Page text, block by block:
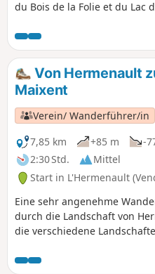
du Bois de la Folie et du Lac
Von Hermenault
Maixent
Verein/ Wanderführer/in
7,85 km
+85 m
-
2:30 Std.
Mittel
Start in L'Hermenault
Eine sehr angenehme
durch die Landschaft von
die verschiedene
hin zur Bocage-Landschaft.